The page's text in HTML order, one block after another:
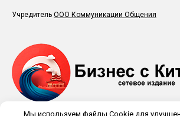
Учредитель ООО Коммуникации Общения
Мы используем файлы Cookie для